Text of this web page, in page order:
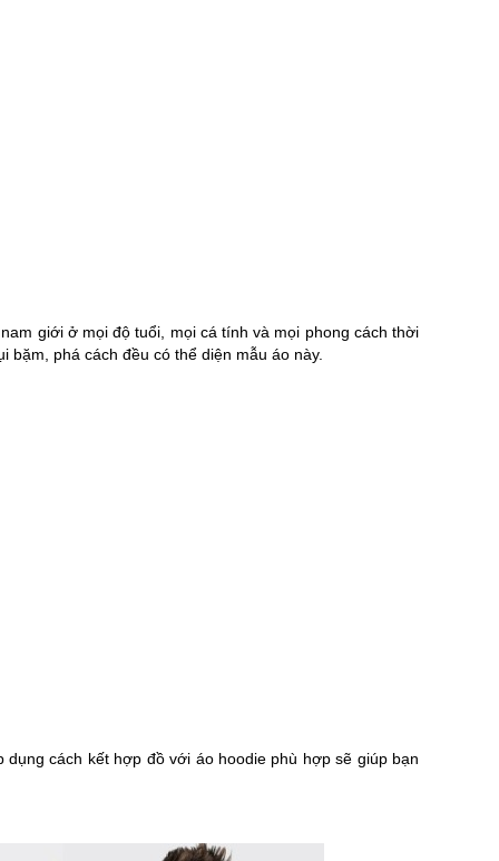
giới ở mọi độ tuổi, mọi cá tính và mọi phong cách thời
phá cách đều có thể diện mẫu áo này.
cách kết hợp đồ với áo hoodie phù hợp sẽ giúp bạn